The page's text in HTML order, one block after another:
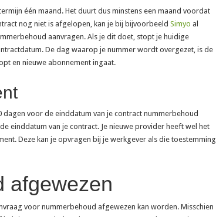
één maand. Het duurt dus minstens een maand voordat
nog niet is afgelopen, kan je bij bijvoorbeeld Simyo al
aanvragen. Als je dit doet, stopt je huidige
De dag waarop je nummer wordt overgezet, is de
en nieuwe abonnement ingaat.
dagen voor de einddatum van je contract nummerbehoud
einddatum van je contract. Je nieuwe provider heeft wel het
Deze kan je opvragen bij je werkgever als die toestemming
afgewezen
voor nummerbehoud afgewezen kan worden. Misschien